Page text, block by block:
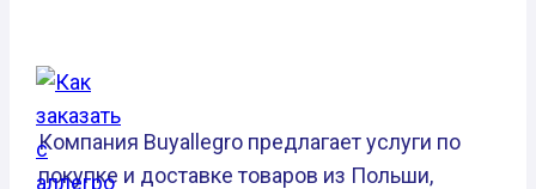
Компания Buyallegro предлагает услуги по
покупке и доставке товаров из Польши,